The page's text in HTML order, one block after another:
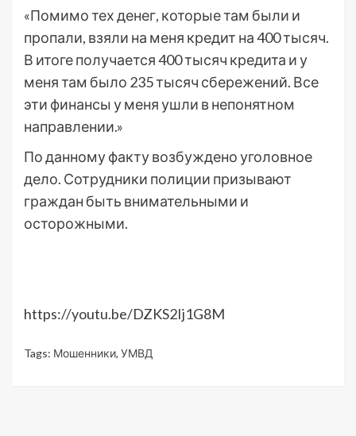
«Помимо тех денег, которые там были и
пропали, взяли на меня кредит на 400 тысяч.
В итоге получается 400 тысяч кредита и у
меня там было 235 тысяч сбережений. Все
эти финансы у меня ушли в непонятном
направлении.»
По данному факту возбуждено уголовное
дело. Сотрудники полиции призывают
граждан быть внимательными и
осторожными.
https://youtu.be/DZKS2Ij1G8M
Tags: Мошенники, УМВД